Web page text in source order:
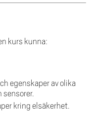
kurs kunna:
egenskaper av olika
kring elsäkerhet.